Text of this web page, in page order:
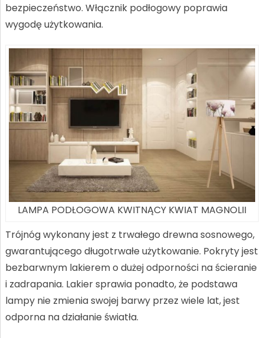
bezpieczeństwo. Włącznik podłogowy poprawia
wygodę użytkowania.
LAMPA PODŁOGOWA KWITNĄCY KWIAT MAGNOLII
Trójnóg wykonany jest z trwałego drewna sosnowego,
gwarantującego długotrwałe użytkowanie. Pokryty jest
bezbarwnym lakierem o dużej odporności na ścieranie
i zadrapania. Lakier sprawia ponadto, że podstawa
lampy nie zmienia swojej barwy przez wiele lat, jest
odporna na działanie światła.